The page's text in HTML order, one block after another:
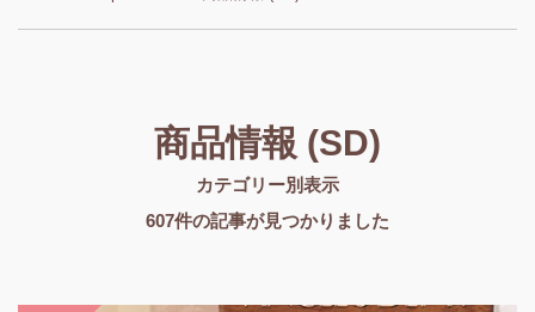
商品情報 (SD)
カテゴリー別表示
607件の記事が見つかりました